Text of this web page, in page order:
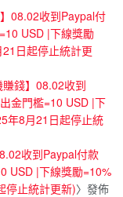
08.02收到Paypal付
USD |下線獎勵
日起停止統計更
賺錢】08.02收到
金門檻=10 USD |下
年8月21日起停止統
收到Paypal付款
USD |下線獎勵=10%
停止統計更新)〉發佈